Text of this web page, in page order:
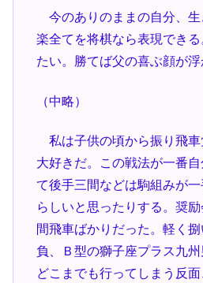
今のありのままの自分、生
楽全てを将棋なら表現でき
たい。勝てば父の喜ぶ顔が浮
（中略）
私は子供の頃から振り飛車
大好きだ。この戦法が一番
て後手三間などは駒組みが
らしいと思ったりする。奨
間飛車ばかりだった。軽く
負、Ｂ型の獅子座プラス九
どこまでも行ってしまう反